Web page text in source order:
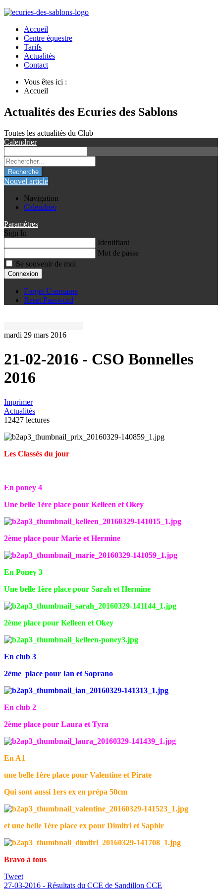
Accueil
Centre équestre
Tarifs
Actualités
Contact
Vous êtes ici :
Accueil
Actualités des Ecuries des Sablons
Toutes les actualités du Club
Calendrier
Recherche
Nouvel article
Navigation
Calendrier
Paramètres
Sign In
Identifiant
Mot de passe
Se souvenir de moi
Connexion
Forget Username
Reset Password
mardi 29 mars 2016
21-02-2016 - CSO Bonnelles
2016
Imprimer
Actualités
12427 lectures
Les Classés du jour
En poney 4
Une belle 1ère place pour Kelleen et Okey
2ème place pour Marie et Hermine
En Poney 3
Une belle 1ère place pour Sarah et Hermine
2ème place pour Kelleen et Okey
En club 3
2ème place pour Ian et Soprano
En club 2
2ème place pour Laura et Tyra
En A1
une belle 1ère place pour Valentine et Pirate
Qui sont aussi 1ers ex en prépa 50cm
et une belle 1ère place ex pour Dimitri et Saphir
Bravo à tous
Tweet
27-03-2016 - Résultats du CCE de Sandillon CCE